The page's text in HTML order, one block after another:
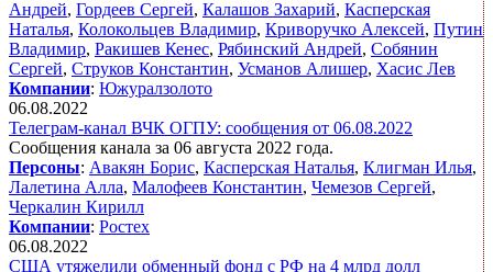
Андрей, Гордеев Сергей, Калашов Захарий, Касперская
Наталья, Колокольцев Владимир, Криворучко Алексей, Путин
Владимир, Ракишев Кенес, Рябинский Андрей, Собянин
Сергей, Струков Константин, Усманов Алишер, Хасис Лев
Компании: Южуралзолото
06.08.2022
Телеграм-канал ВЧК ОГПУ: сообщения от 06.08.2022
Сообщения канала за 06 августа 2022 года.
Персоны: Авакян Борис, Касперская Наталья, Клигман Илья,
Лалетина Алла, Малофеев Константин, Чемезов Сергей,
Черкалин Кирилл
Компании: Ростех
06.08.2022
США утяжелили обменный фонд с РФ на 4 млрд долл